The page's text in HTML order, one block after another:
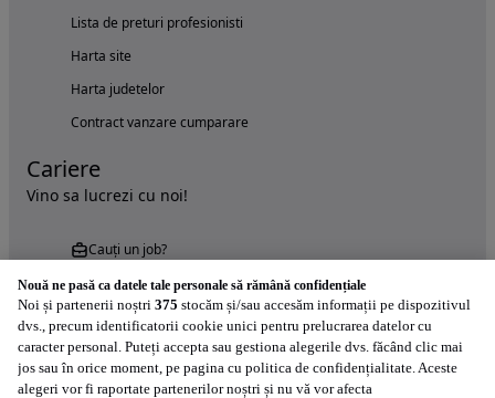
Lista de preturi profesionisti
Harta site
Harta judetelor
Contract vanzare cumparare
Cariere
Vino sa lucrezi cu noi!
Cauți un job?
Nouă ne pasă ca datele tale personale să rămână confidențiale
Noi și partenerii noștri 375 stocăm și/sau accesăm informații pe dispozitivul
dvs., precum identificatorii cookie unici pentru prelucrarea datelor cu
caracter personal. Puteți accepta sau gestiona alegerile dvs. făcând clic mai
jos sau în orice moment, pe pagina cu politica de confidențialitate. Aceste
alegeri vor fi raportate partenerilor noștri și nu vă vor afecta